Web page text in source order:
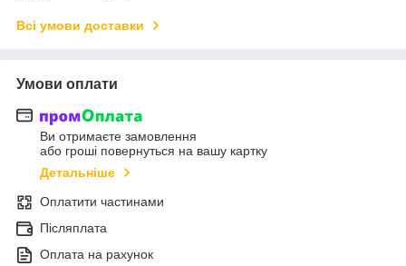
Всі умови доставки
Умови оплати
Ви отримаєте замовлення
або гроші повернуться на вашу картку
Детальніше
Оплатити частинами
Післяплата
Оплата на рахунок